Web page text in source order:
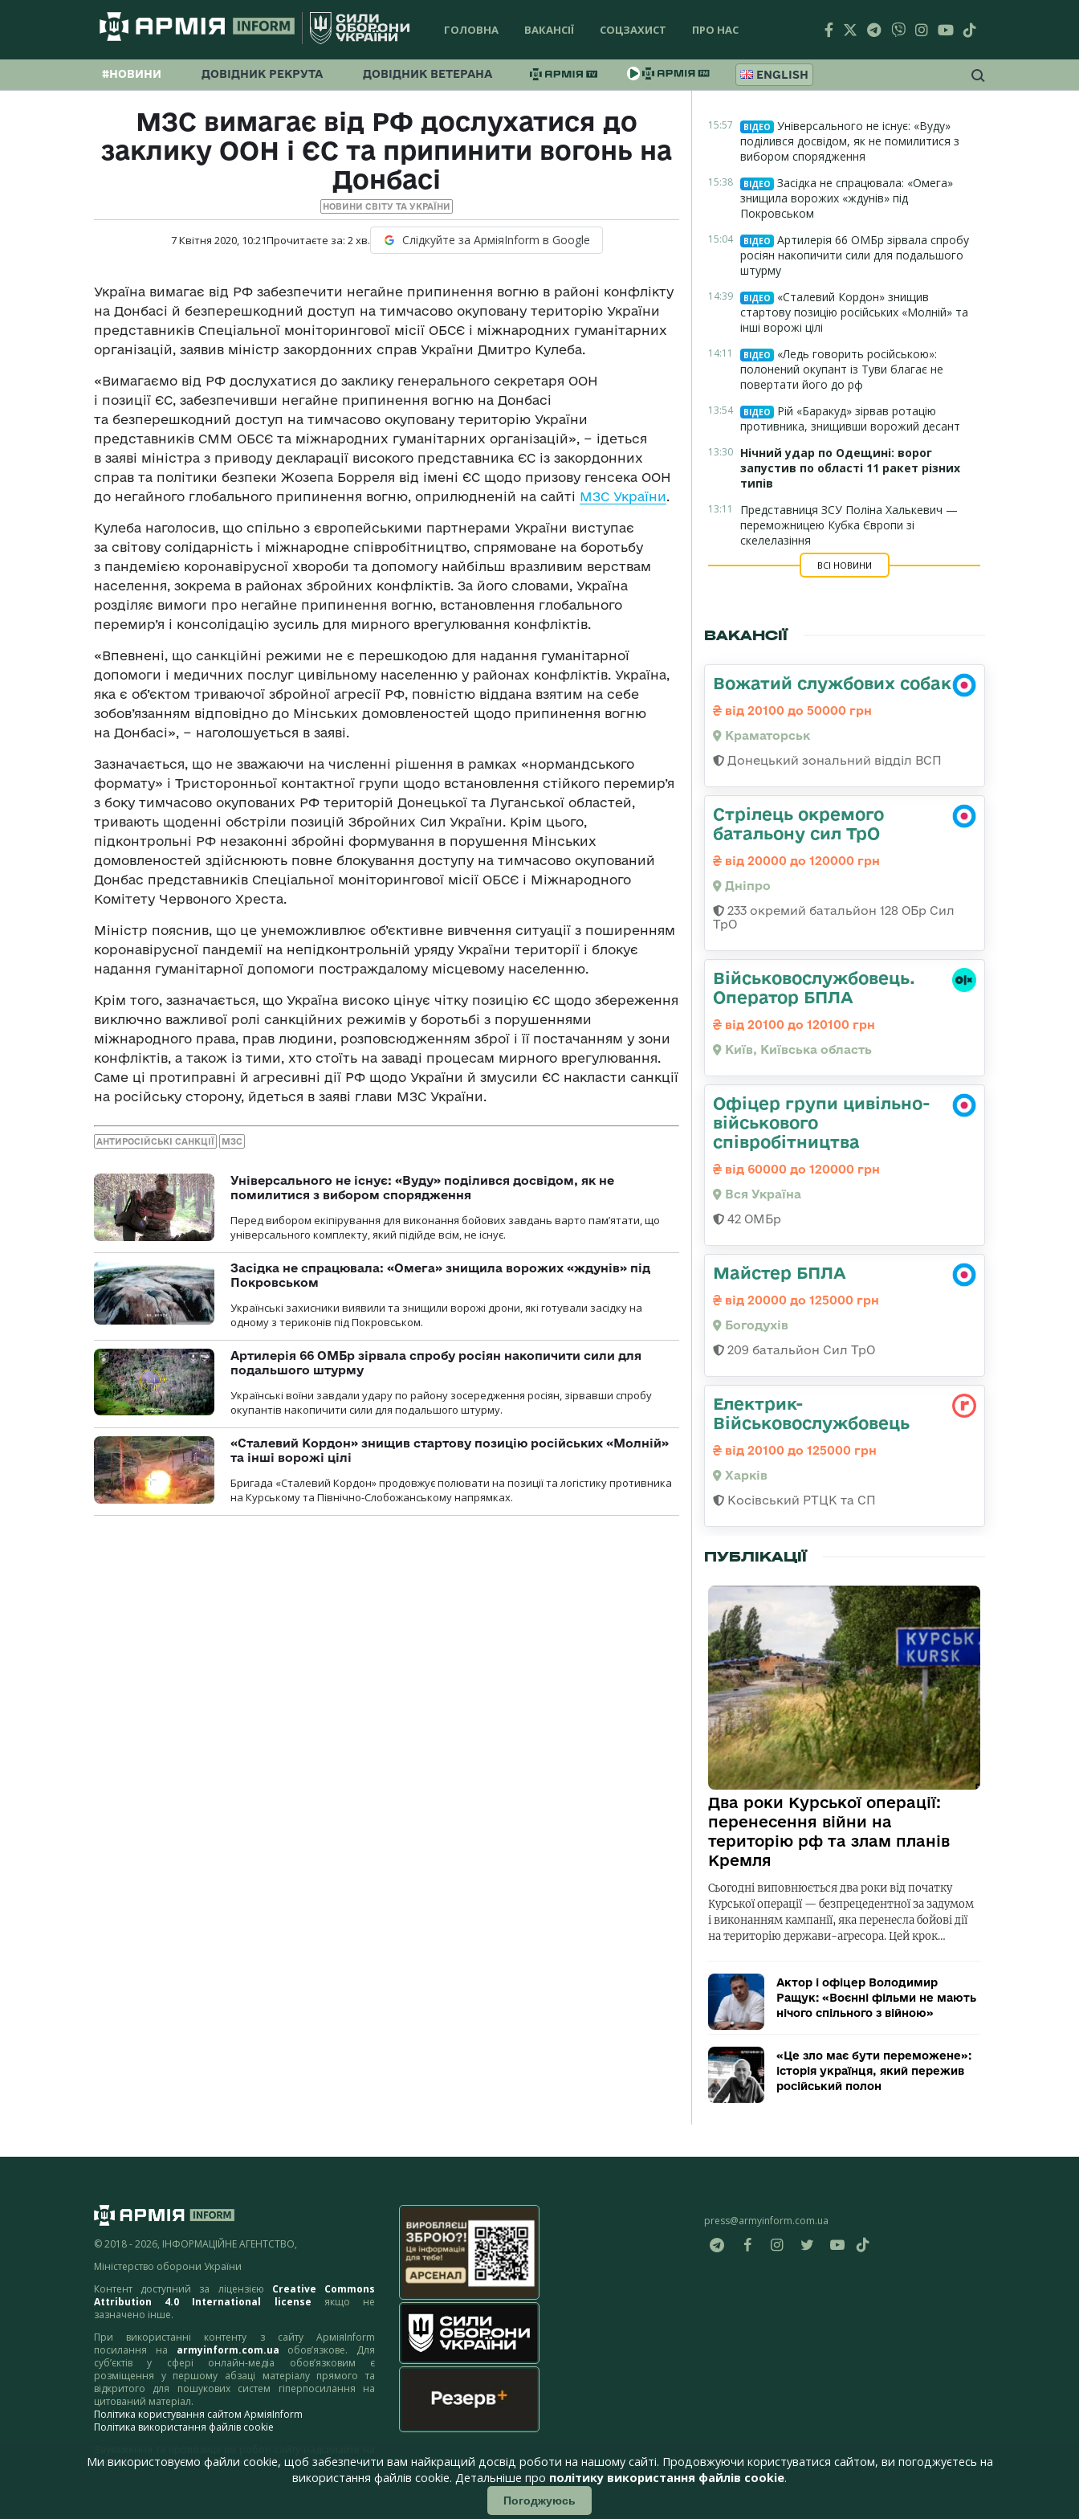
ГОЛОВНА ВАКАНСІЇ СОЦЗАХИСТ ПРО НАС
#НОВИНИ ДОВІДНИК РЕКРУТА ДОВІДНИК ВЕТЕРАНА ENGLISH
МЗС вимагає від РФ дослухатися до
заклику ООН і ЄС та припинити вогонь на
Донбасі
НОВИНИ СВІТУ ТА УКРАЇНИ
7 Квітня 2020, 10:21Прочитаєте за: 2хв. Слідкуйте за АрміяInform в Google
Україна вимагає від РФ забезпечити негайне припинення вогню в районі конфлікту
на Донбасі й безперешкодний доступ на тимчасово окуповану територію України
представників Спеціальної моніторингової місії ОБСЄ і міжнародних гуманітарних
організацій, заявив міністр закордонних справ України Дмитро Кулеба.
«Вимагаємо від РФ дослухатися до заклику генерального секретаря ООН
і позиції ЄС, забезпечивши негайне припинення вогню на Донбасі
та безперешкодний доступ на тимчасово окуповану територію України
представників СММ ОБСЄ та міжнародних гуманітарних організацій», − ідеться
в заяві міністра з приводу декларації високого представника ЄС із закордонних
справ та політики безпеки Жозепа Борреля від імені ЄС щодо призову генсека ООН
до негайного глобального припинення вогню, оприлюдненій на сайті МЗС України.
Кулеба наголосив, що спільно з європейськими партнерами України виступає
за світову солідарність і міжнародне співробітництво, спрямоване на боротьбу
з пандемією коронавірусної хвороби та допомогу найбільш вразливим верствам
населення, зокрема в районах збройних конфліктів. За його словами, Україна
розділяє вимоги про негайне припинення вогню, встановлення глобального
перемир’я і консолідацію зусиль для мирного врегулювання конфліктів.
«Впевнені, що санкційні режими не є перешкодою для надання гуманітарної
допомоги і медичних послуг цивільному населенню у районах конфліктів. Україна,
яка є об’єктом триваючої збройної агресії РФ, повністю віддана взятим на себе
зобов’язанням відповідно до Мінських домовленостей щодо припинення вогню
на Донбасі», − наголошується в заяві.
Зазначається, що не зважаючи на численні рішення в рамках «нормандського
формату» і Тристоронньої контактної групи щодо встановлення стійкого перемир’я
з боку тимчасово окупованих РФ територій Донецької та Луганської областей,
тривають щоденні обстріли позицій Збройних Сил України. Крім цього,
підконтрольні РФ незаконні збройні формування в порушення Мінських
домовленостей здійснюють повне блокування доступу на тимчасово окупований
Донбас представників Спеціальної моніторингової місії ОБСЄ і Міжнародного
Комітету Червоного Хреста.
Міністр пояснив, що це унеможливлює об’єктивне вивчення ситуації з поширенням
коронавірусної пандемії на непідконтрольній уряду України території і блокує
надання гуманітарної допомоги постраждалому місцевому населенню.
Крім того, зазначається, що Україна високо цінує чітку позицію ЄС щодо збереження
виключно важливої ролі санкційних режимів у боротьбі з порушеннями
міжнародного права, прав людини, розповсюдженням зброї і її постачанням у зони
конфліктів, а також із тими, хто стоїть на заваді процесам мирного врегулювання.
Саме ці протиправні й агресивні дії РФ щодо України й змусили ЄС накласти санкції
на російську сторону, йдеться в заяві глави МЗС України.
АНТИРОСІЙСЬКІ САНКЦІЇ МЗС
Універсального не існує: «Вуду» поділився досвідом, як не
помилитися з вибором спорядження
Перед вибором екіпірування для виконання бойових завдань варто пам’ятати, що
універсального комплекту, який підійде всім, не існує.
Засідка не спрацювала: «Омега» знищила ворожих «ждунів» під
Покровськом
Українські захисники виявили та знищили ворожі дрони, які готували засідку на
одному з териконів під Покровськом.
Артилерія 66 ОМБр зірвала спробу росіян накопичити сили для
подальшого штурму
Українські воїни завдали удару по району зосередження росіян, зірвавши спробу
окупантів накопичити сили для подальшого штурму.
«Сталевий Кордон» знищив стартову позицію російських «Молній»
та інші ворожі цілі
Бригада «Сталевий Кордон» продовжує полювати на позиції та логістику противника
на Курському та Північно-Слобожанському напрямках.
15:57 ВІДЕО
Універсального не існує: «Вуду»
поділився досвідом, як не помилитися з
вибором спорядження
15:38 ВІДЕО
Засідка не спрацювала: «Омега»
знищила ворожих «ждунів» під
Покровськом
15:04 ВІДЕО
Артилерія 66 ОМБр зірвала спробу
росіян накопичити сили для подальшого
штурму
14:39 ВІДЕО
«Сталевий Кордон» знищив
стартову позицію російських «Молній» та
інші ворожі цілі
14:11 ВІДЕО
«Ледь говорить російською»:
полонений окупант із Туви благає не
повертати його до рф
13:54 ВІДЕО
Рій «Баракуд» зірвав ротацію
противника, знищивши ворожий десант
13:30 Нічний удар по Одещині: ворог
запустив по області 11 ракет різних
типів
13:11
Представниця ЗСУ Поліна Халькевич —
переможницею Кубка Європи зі
скелелазіння
ВСІ НОВИНИ
ВАКАНСІЇ
Вожатий службових собак
від 20100 до 50000 грн
Краматорськ
Донецький зональний відділ ВСП
Стрілець окремого
батальону сил ТрО
від 20000 до 120000 грн
Дніпро
233 окремий батальйон 128 ОБр Сил
ТрО
Військовослужбовець.
Оператор БПЛА
від 20100 до 120100 грн
Київ, Київська область
Офіцер групи цивільно-
військового
співробітництва
від 60000 до 120000 грн
Вся Україна
42 ОМБр
Майстер БПЛА
від 20000 до 125000 грн
Богодухів
209 батальйон Сил ТрО
Електрик-
Військовослужбовець
від 20100 до 125000 грн
Харків
Косівський РТЦК та СП
ПУБЛІКАЦІЇ
Два роки Курської операції:
перенесення війни на
територію рф та злам планів
Кремля
Сьогодні виповнюється два роки від початку
Курської операції — безпрецедентної за задумом
і виконанням кампанії, яка перенесла бойові дії
на територію держави-агресора. Цей крок…
Актор і офіцер Володимир
Ращук: «Воєнні фільми не мають
нічого спільного з війною»
«Це зло має бути переможене»:
історія українця, який пережив
російський полон
© 2018 - 2026, ІНФОРМАЦІЙНЕ АГЕНТСТВО,
Міністерство оборони України
Контент доступний за ліцензією Creative Commons
Attribution 4.0 International license якщо не
зазначено інше.
При використанні контенту з сайту АрміяInform
посилання на armyinform.com.ua обов’язкове. Для
суб’єктів у сфері онлайн-медіа обов’язковим є
розміщення у першому абзаці матеріалу прямого та
відкритого для пошукових систем гіперпосилання на
цитований матеріал.
Політика користування сайтом АрміяInform
Політика використання файлів cookie
адресу:webmaster@armyinform.com.ua
press@armyinform.com.ua
Ми використовуємо файли cookie, щоб забезпечити вам найкращий досвід роботи на нашому сайті. Продовжуючи користуватися сайтом, ви погоджуєтесь на
використання файлів cookie. Детальніше про політику використання файлів cookie.
Погоджуюсь